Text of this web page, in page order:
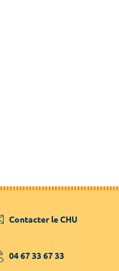
Contacter le CHU
04 67 33 67 33